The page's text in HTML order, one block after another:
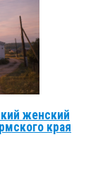
женский
края